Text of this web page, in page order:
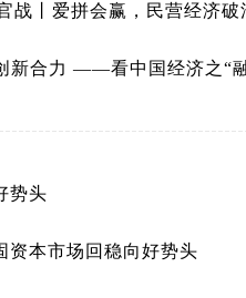
战丨爱拼会赢，民营经济破
新合力 ——看中国经济之“
势头
资本市场回稳向好势头